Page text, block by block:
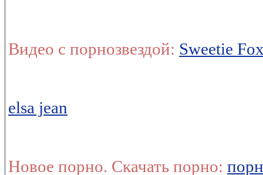
Видео с порнозвездой: Sweetie
elsa jean
Новое порно. Скачать порно: